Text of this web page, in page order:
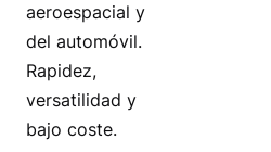
aeroespacial y
del automóvil.
Rapidez,
versatilidad y
bajo coste.